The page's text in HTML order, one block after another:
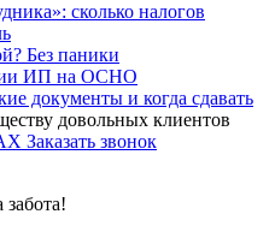
сколько налогов
Без паники
ИП на ОСНО
документы и когда сдавать
довольных клиентов
Заказать звонок